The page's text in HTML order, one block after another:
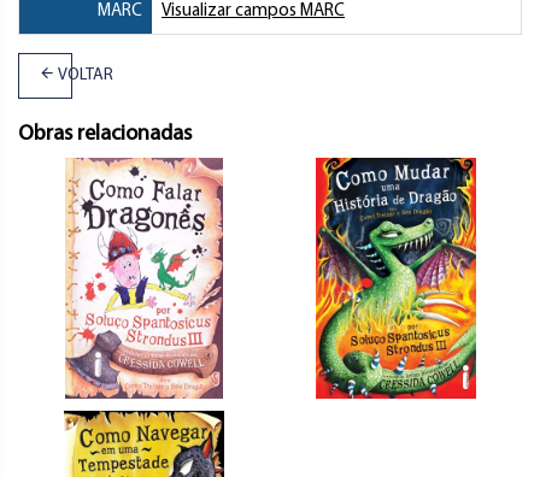
MARC Visualizar campos MARC
VOLTAR
Obras relacionadas